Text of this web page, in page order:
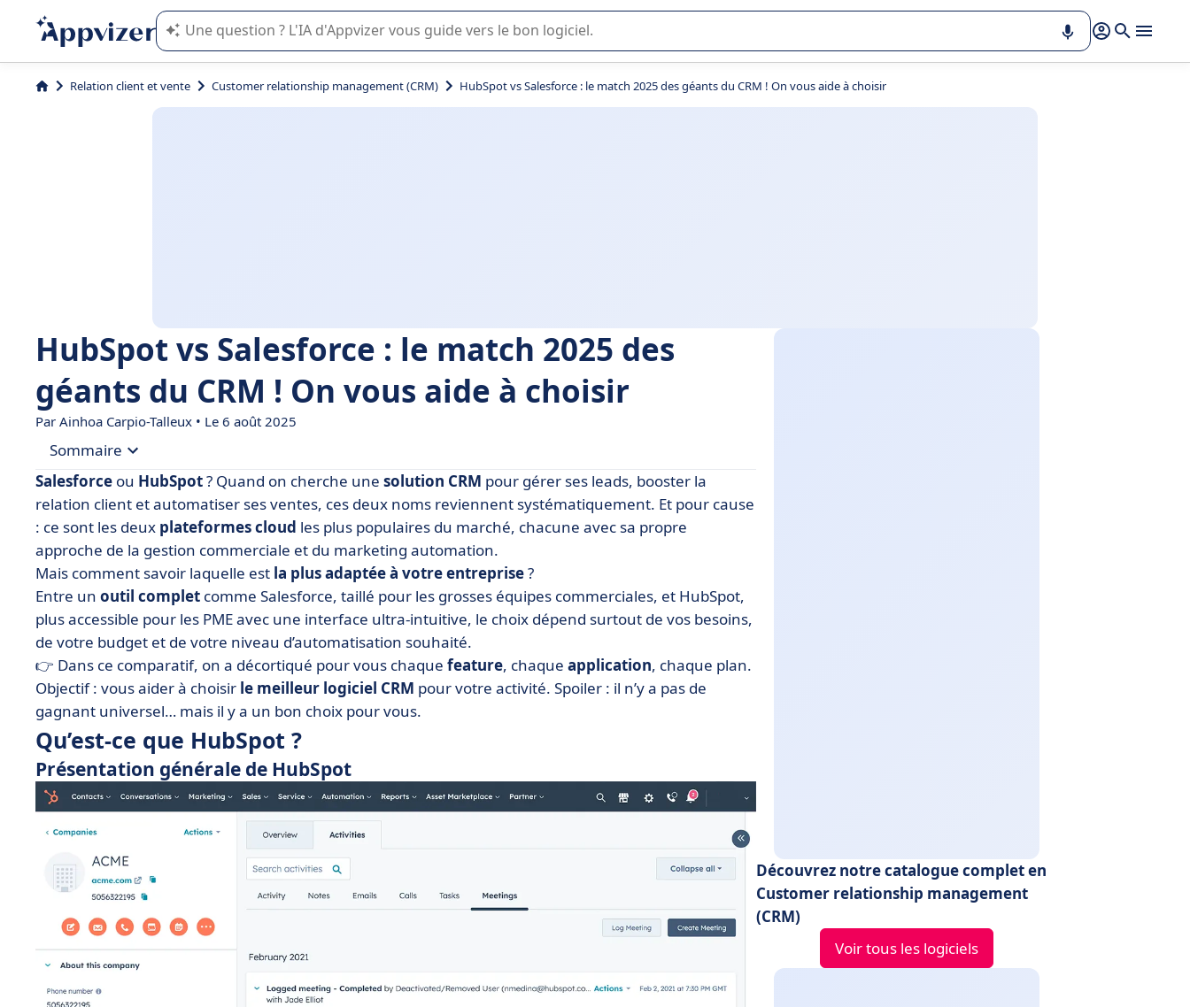
L'IA de Appvizer vous guide dans l'utilisation ou la sélection de logiciel SaaS en entreprise.
Relation client et vente Customer relationship management (CRM) HubSpot vs Salesforce : le match 2025 des géants du CRM ! On vous aide à choisir
HubSpot vs Salesforce : le match 2025 des
géants du CRM ! On vous aide à choisir
Par Ainhoa Carpio-Talleux • Le 6 août 2025
Sommaire
• Qu’est-ce que HubSpot ?
• Qu’est-ce que Salesforce ?
• HubSpot vs Salesforce : comparez les fonctionnalités
• HubSpot vs Salesforce : comparez les prix
• HubSpot vs Salesforce : quelle interface est la plus intuitive ?
• HubSpot vs Salesforce : comparez les intégrations
• Quand choisir HubSpot ou Salesforce ?
• Le verdict : HubSpot ou Salesforce, lequel choisir ?
• FAQ : HubSpot vs Salesforce
Salesforce ou HubSpot? Quand on cherche une solution CRM pour gérer ses leads, booster la
relation client et automatiser ses ventes, ces deux noms reviennent systématiquement. Et pour cause
: ce sont les deux plateformes cloud les plus populaires du marché, chacune avec sa propre
approche de la gestion commerciale et du marketing automation.
Mais comment savoir laquelle est la plus adaptée à votre entreprise?
Entre un outil complet comme Salesforce, taillé pour les grosses équipes commerciales, et HubSpot,
plus accessible pour les PME avec une interface ultra-intuitive, le choix dépend surtout de vos besoins,
de votre budget et de votre niveau d’automatisation souhaité.
👉 Dans ce comparatif, on a décortiqué pour vous chaque feature, chaque application, chaque plan.
Objectif : vous aider à choisir le meilleur logiciel CRM pour votre activité. Spoiler : il n’y a pas de
gagnant universel… mais il y a un bon choix pour vous.
Qu’est-ce que HubSpot ?
Présentation générale de HubSpot
Découvrez notre catalogue complet en
Customer relationship management
(CRM)
Voir tous les logiciels